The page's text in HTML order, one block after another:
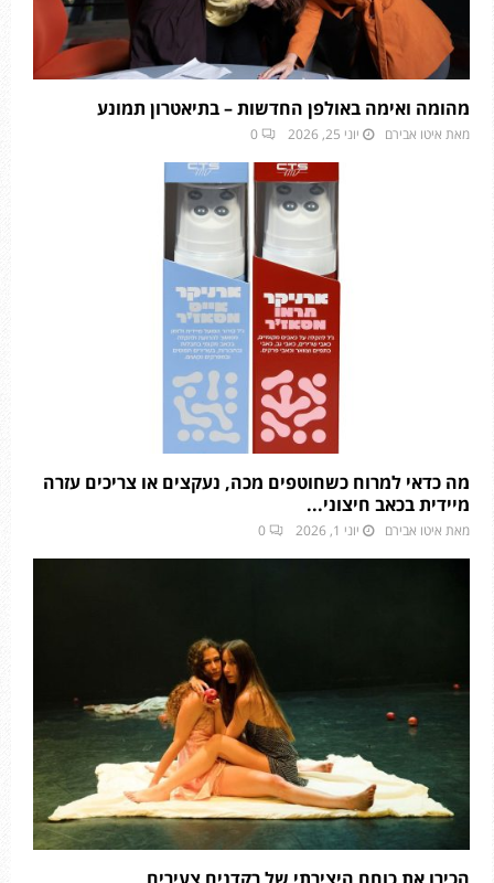
מהומה ואימה באולפן החדשות – בתיאטרון תמונע
מאת איטו אבירם יוני 25, 2026 0
מה כדאי למרוח כשחוטפים מכה, נעקצים או צריכים עזרה
מיידית בכאב חיצוני...
מאת איטו אבירם יוני 1, 2026 0